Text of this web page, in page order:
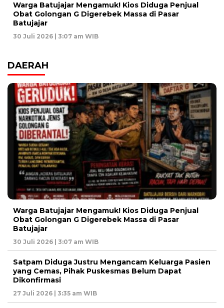
Warga Batujajar Mengamuk! Kios Diduga Penjual
Obat Golongan G Digerebek Massa di Pasar
Batujajar
30 Juli 2026 | 3:07 am WIB
DAERAH
Warga Batujajar Mengamuk! Kios Diduga Penjual
Obat Golongan G Digerebek Massa di Pasar
Batujajar
30 Juli 2026 | 3:07 am WIB
Satpam Diduga Justru Mengancam Keluarga Pasien
yang Cemas, Pihak Puskesmas Belum Dapat
Dikonfirmasi
27 Juli 2026 | 3:35 am WIB